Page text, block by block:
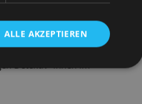
sind natürlich nicht einfach so
was ausgefressen hat.
nicht, denn als „Provinzler“
mit der Hupe, Cousine Pony
Detektiv*innen im
ALLE AKZEPTIEREN